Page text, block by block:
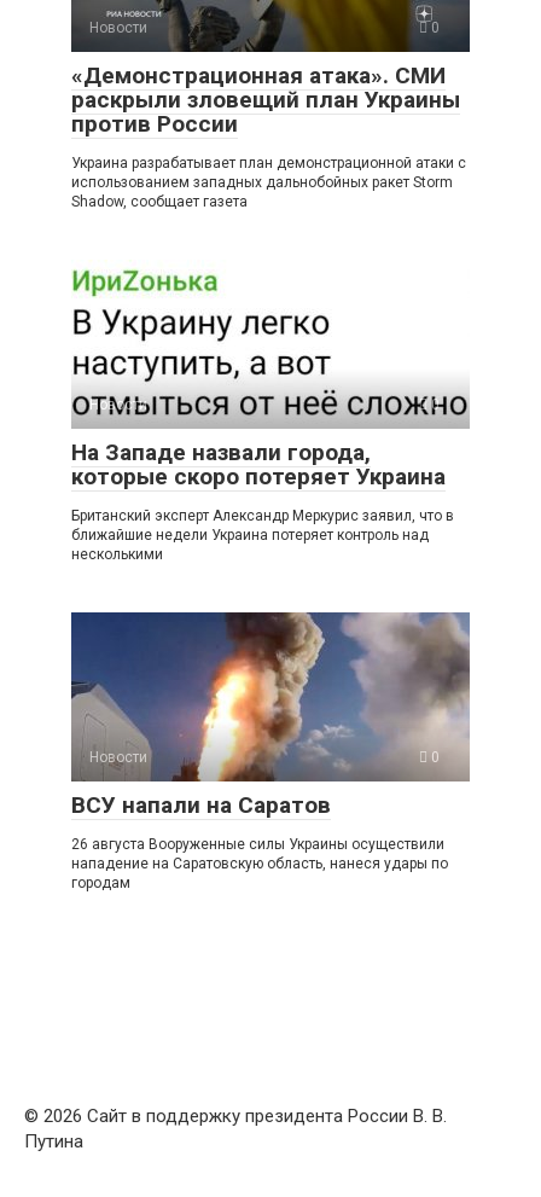
Новости 0
«Демонстрационная атака». СМИ
раскрыли зловещий план Украины
против России
Украина разрабатывает план демонстрационной атаки с
использованием западных дальнобойных ракет Storm
Shadow, сообщает газета
Новости 0
На Западе назвали города,
которые скоро потеряет Украина
Британский эксперт Александр Меркурис заявил, что в
ближайшие недели Украина потеряет контроль над
несколькими
Новости 0
ВСУ напали на Саратов
26 августа Вооруженные силы Украины осуществили
нападение на Саратовскую область, нанеся удары по
городам
© 2026 Сайт в поддержку президента России В. В.
Путина